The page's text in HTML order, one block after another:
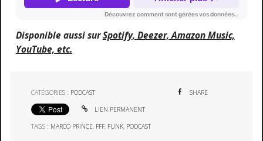
Disponible aussi surSpotify, Deezer, Amazon Music,
YouTube, etc.
CATÉGORIES : PODCAST SHARE
LIEN PERMANENT
TAGS : MARCO PRINCE, FFF, FUNK, PODCAST